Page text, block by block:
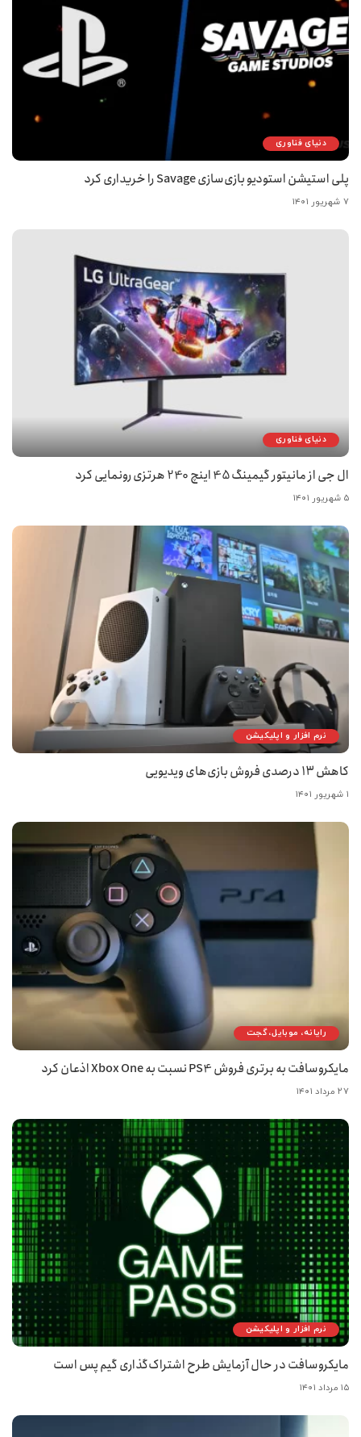
دنیای فناوری
پلی استیشن استودیو بازی‌سازی Savage را خریداری کرد
۷ شهریور ۱۴۰۱
دنیای فناوری
ال جی از مانیتور گیمینگ 45 اینچ 240 هرتزی رونمایی کرد
۵ شهریور ۱۴۰۱
نرم افزار و اپلیکیشن
کاهش ۱۳ درصدی فروش بازی‌های ویدیویی
۱ شهریور ۱۴۰۱
رایانه، موبایل، گجت
مایکروسافت به برتری فروش PS4 نسبت به Xbox One اذعان کرد
۲۷ مرداد ۱۴۰۱
نرم افزار و اپلیکیشن
مایکروسافت در حال آزمایش طرح اشتراک‌گذاری گیم پس است
۱۵ مرداد ۱۴۰۱